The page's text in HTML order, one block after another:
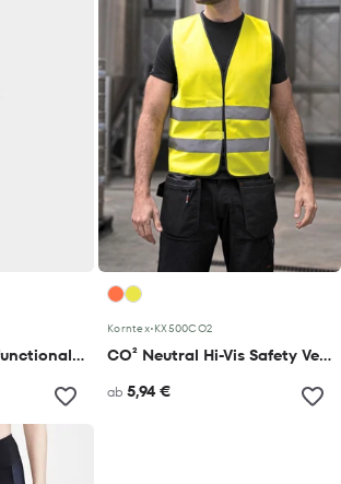
CO² Neutral Multifunctional Executive Safety Vest Hamburg
Korntex•KX500CO2
CO² Neutral Hi-Vis Safety Vest Paris
ab 5,94 €